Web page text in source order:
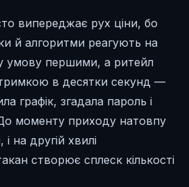
випереджає рух ціни, бо
й алгоритми реагують на
умову першими, а ритейл
в десятки секунд —
графік, згадала пароль і
моменту приходу натовпу
на другій хвилі
створює сплеск кількості